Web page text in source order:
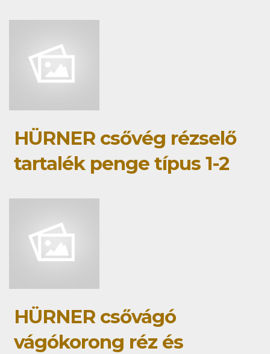
HÜRNER csővég rézselő
tartalék penge típus 1-2
HÜRNER csővágó
vágókorong réz és